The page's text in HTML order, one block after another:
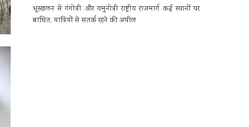
भूस्खलन से गंगोत्री और यमुनोत्री राष्ट्रीय राजमार्ग कई स्थानों पर
बाधित, यात्रियों से सतर्क रहने की अपील